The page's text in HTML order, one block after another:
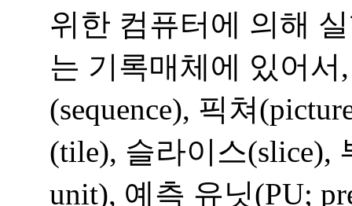
위한 컴퓨터에 의해
는 기록매체에 있어
(sequence), 픽쳐
(tile), 슬라이스(slice),
unit), 예측 유닛(PU;